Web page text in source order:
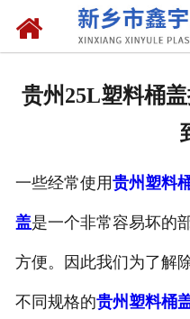
贵州25L塑料桶
一些经常使用贵州塑料
盖是一个非常容易坏的
方便。因此我们为了解
不同规格的贵州塑料桶